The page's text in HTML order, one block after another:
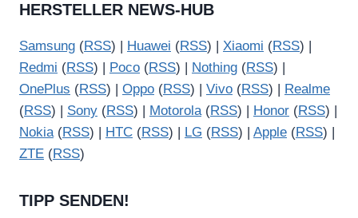
HERSTELLER NEWS-HUB
Samsung (RSS) | Huawei (RSS) | Xiaomi (RSS) |
Redmi (RSS) | Poco (RSS) | Nothing (RSS) |
OnePlus (RSS) | Oppo (RSS) | Vivo (RSS) |
Realme
(RSS) | Sony (RSS) | Motorola(RSS) | Honor (RSS) |
Nokia(RSS) | HTC (RSS) | LG (RSS) | Apple (RSS) |
ZTE (RSS)
TIPP SENDEN!